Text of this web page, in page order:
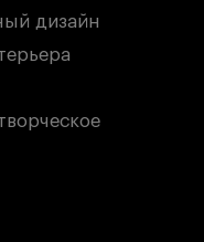
дизайн